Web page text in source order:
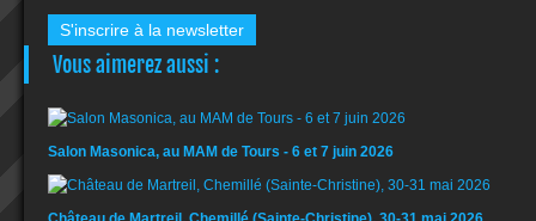
S'inscrire à la newsletter
Vous aimerez aussi :
Salon Masonica, au MAM de Tours - 6 et 7 juin 2026